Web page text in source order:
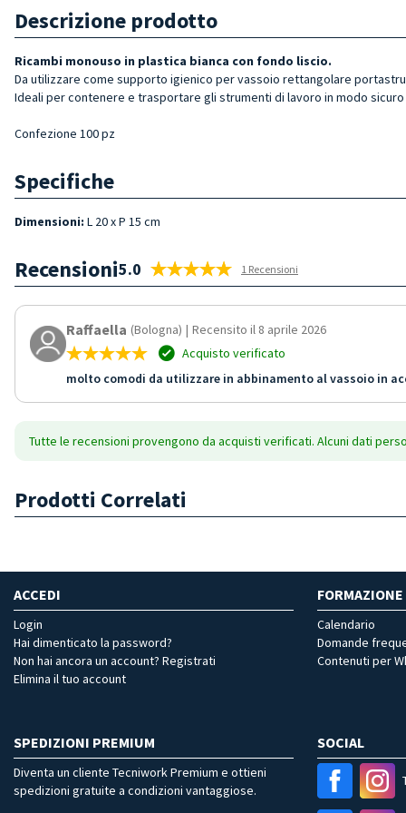
Descrizione prodotto
Ricambi monouso in plastica bianca con fondo liscio.
Da utilizzare come supporto igienico per vassoio rettangolare
Ideali per contenere e trasportare gli strumenti di lavoro in modo sicuro
Confezione 100 pz
Specifiche
Dimensioni: L 20 x P 15 cm
Recensioni5.0 1 Recensioni
Raffaella (Bologna) | Recensito il 8 aprile 2026
Acquisto verificato
molto comodi da utilizzare in abbinamento al vassoio in
Tutte le recensioni provengono da acquisti verificati. Alcuni dati
Prodotti Correlati
ACCEDI
Login
Hai dimenticato la password?
Non hai ancora un account? Registrati
Elimina il tuo account
FORMAZIONE
Calendario
Domande
Contenuti per
SPEDIZIONI PREMIUM
Diventa un cliente Tecniwork Premium e ottieni
spedizioni gratuite a condizioni vantaggiose.
SOCIAL